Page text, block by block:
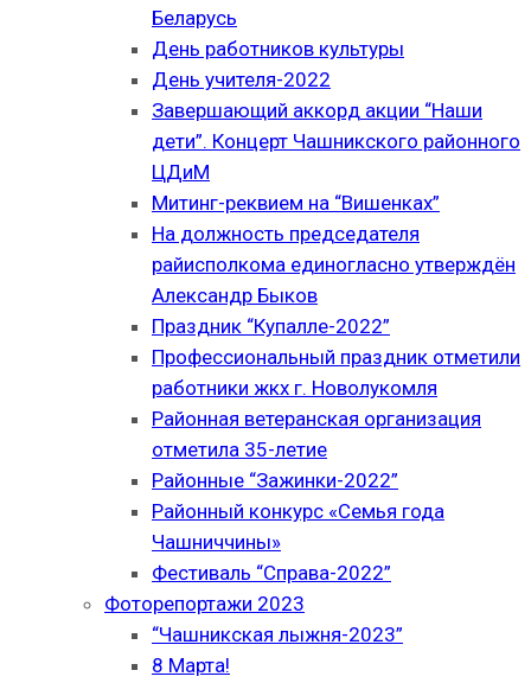
Беларусь
День работников культуры
День учителя-2022
Завершающий аккорд акции “Наши
дети”. Концерт Чашникского районного
ЦДиМ
Митинг-реквием на “Вишенках”
На должность председателя
райисполкома единогласно утверждён
Александр Быков
Праздник “Купалле-2022”
Профессиональный праздник отметили
работники жкх г. Новолукомля
Районная ветеранская организация
отметила 35-летие
Районные “Зажинки-2022”
Районный конкурс «Семья года
Чашниччины»
Фестиваль “Справа-2022”
Фоторепортажи 2023
“Чашникская лыжня-2023”
8 Марта!